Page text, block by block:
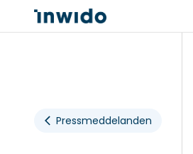
Pressmeddelanden